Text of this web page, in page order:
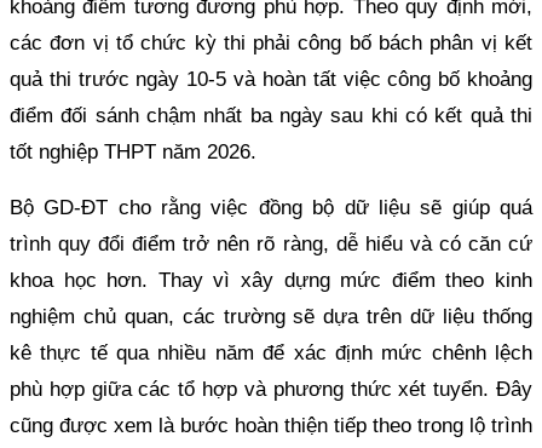
khoảng điểm tương đương phù hợp. Theo quy định mới,
các đơn vị tổ chức kỳ thi phải công bố bách phân vị kết
quả thi trước ngày 10-5 và hoàn tất việc công bố khoảng
điểm đối sánh chậm nhất ba ngày sau khi có kết quả thi
tốt nghiệp THPT năm 2026.
Bộ GD-ĐT cho rằng việc đồng bộ dữ liệu sẽ giúp quá
trình quy đổi điểm trở nên rõ ràng, dễ hiểu và có căn cứ
khoa học hơn. Thay vì xây dựng mức điểm theo kinh
nghiệm chủ quan, các trường sẽ dựa trên dữ liệu thống
kê thực tế qua nhiều năm để xác định mức chênh lệch
phù hợp giữa các tổ hợp và phương thức xét tuyển. Đây
cũng được xem là bước hoàn thiện tiếp theo trong lộ trình